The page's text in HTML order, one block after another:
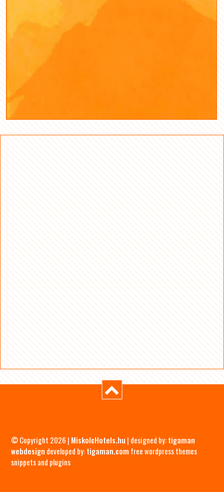
© Copyright 2026 | MiskolcHotels.hu | designed by:tigaman
webdesign developed by:tigaman.com free wordpress themes
snippets and plugins